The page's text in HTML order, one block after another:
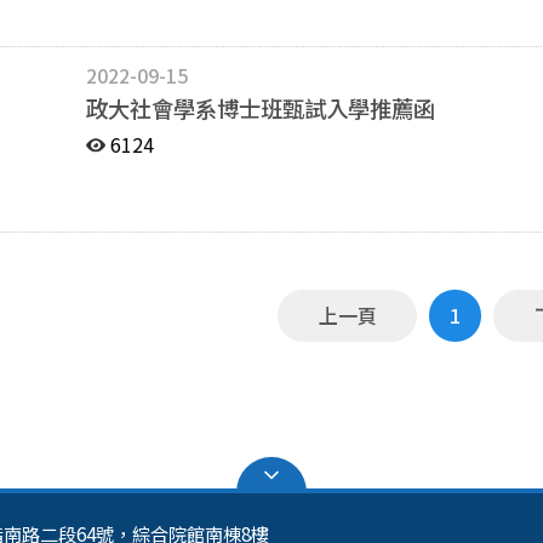
2022-09-15
政大社會學系博士班甄試入學推薦函
6124
上一頁 1
路二段64號，綜合院館南棟8樓